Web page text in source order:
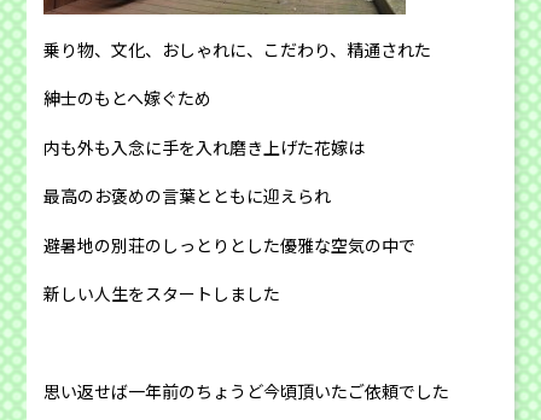
乗り物、文化、おしゃれに、こだわり、精通された
紳士のもとへ嫁ぐため
内も外も入念に手を入れ磨き上げた花嫁は
最高のお褒めの言葉とともに迎えられ
避暑地の別荘のしっとりとした優雅な空気の中で
新しい人生をスタートしました
思い返せば一年前のちょうど今頃頂いたご依頼でした